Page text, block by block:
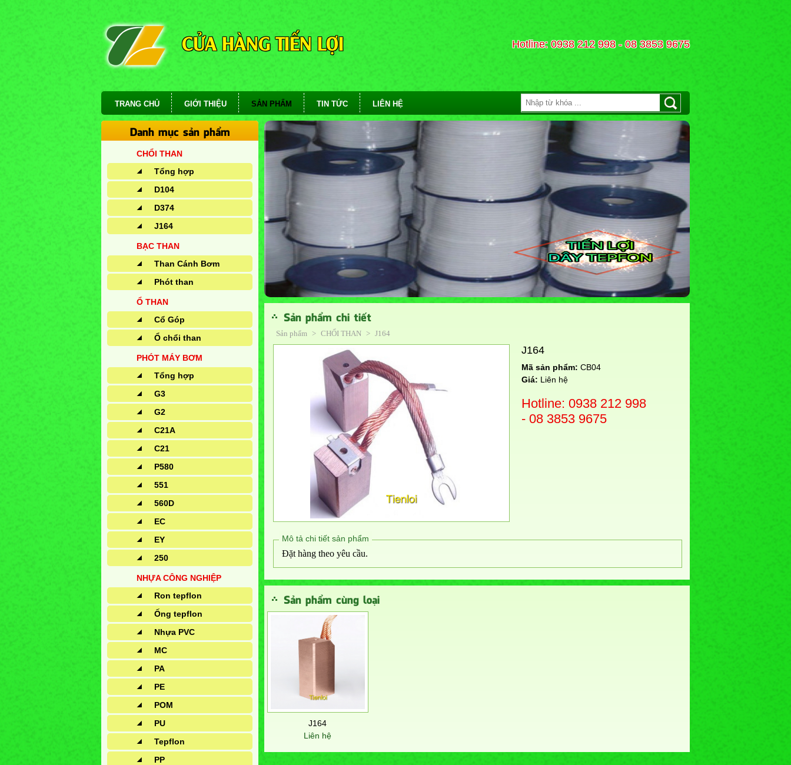
CỬA HÀNG TIẾN LỢI Hotline: 0938 212 998 - 08 3853 9675
TRANG CHỦ GIỚI THIỆU SẢN PHẨM TIN TỨC LIÊN HỆ
Danh mục sản phẩm
CHỔI THAN
Tổng hợp
D104
D374
J164
BẠC THAN
Than Cánh Bơm
Phót than
Ổ THAN
Cổ Góp
Ổ chổi than
PHÓT MÁY BƠM
Tổng hợp
G3
G2
C21A
C21
P580
551
560D
EC
EY
250
NHỰA CÔNG NGHIỆP
Ron tepflon
Ống tepflon
Nhựa PVC
MC
PA
PE
POM
PU
Tepflon
PP
Sản phẩm chi tiết
Sản phẩm > CHỔI THAN > J164
J164
Mã sản phẩm: CB04
Giá: Liên hệ
Hotline: 0938 212 998
- 08 3853 9675
Mô tả chi tiết sản phẩm
Đặt hàng theo yêu cầu.
Sản phẩm cùng loại
J164
Liên hệ